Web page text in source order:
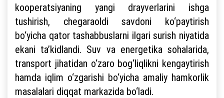
kooperatsiyaning yangi drayverlarini ishga
tushirish, chegaraoldi savdoni ko‘paytirish
bo‘yicha qator tashabbuslarni ilgari surish niyatida
ekani ta’kidlandi. Suv va energetika sohalarida,
transport jihatidan o‘zaro bog‘liqlikni kengaytirish
hamda iqlim o‘zgarishi bo‘yicha amaliy hamkorlik
masalalari diqqat markazida bo‘ladi.